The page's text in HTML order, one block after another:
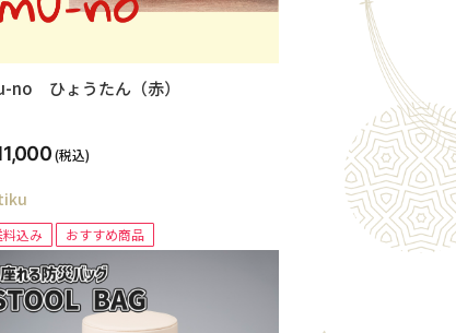
no ひょうたん（赤）
(税込)
料込み おすすめ商品